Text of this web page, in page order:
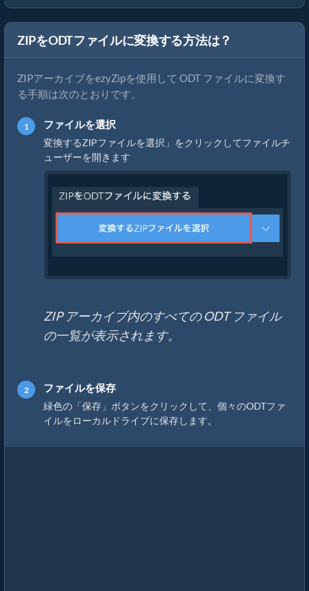
ZIPをODTファイルに変換する方法は？
ZIPアーカイブをezyZipを使用して ODT ファイルに変換す
る手順は次のとおりです。
ファイルを選択
変換するZIPファイルを選択」をクリックしてファイルチ
ューザーを開きます
ZIP アーカイブ内のすべての ODT ファイル
の一覧が表示されます。
ファイルを保存
緑色の「保存」ボタンをクリックして、個々のODTファ
イルをローカルドライブに保存します。